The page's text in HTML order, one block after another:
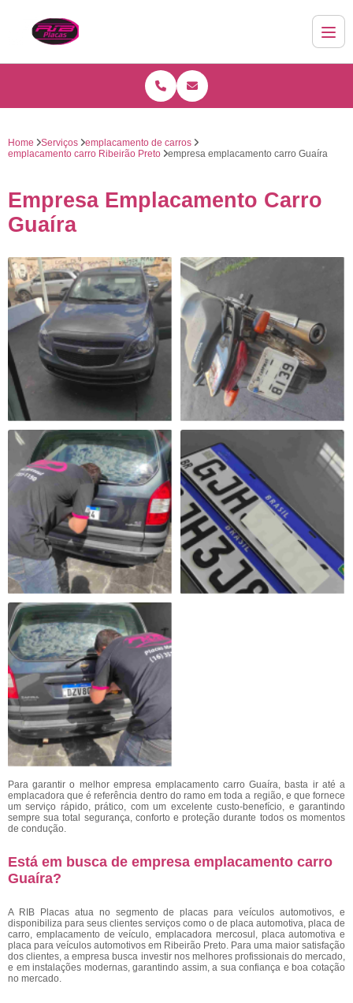
Home Serviços
emplacamento de carros
emplacamento carro Ribeirão Preto
empresa emplacamento carro Guaíra
Empresa Emplacamento Carro
Guaíra
Para garantir o melhor empresa emplacamento carro Guaíra, basta ir até a
emplacadora que é referência dentro do ramo em toda a região, e que fornece
um serviço rápido, prático, com um excelente custo-benefício, e garantindo
sempre sua total segurança, conforto e proteção durante todos os momentos
de condução.
Está em busca de empresa emplacamento carro
Guaíra?
A RIB Placas atua no segmento de placas para veículos automotivos, e
disponibiliza para seus clientes serviços como o de placa automotiva, placa de
carro, emplacamento de veículo, emplacadora mercosul, placa automotiva e
placa para veículos automotivos em Ribeirão Preto. Para uma maior satisfação
dos clientes, a empresa busca investir nos melhores profissionais do mercado,
e em instalações modernas, garantindo assim, a sua confiança e boa cotação
no mercado.